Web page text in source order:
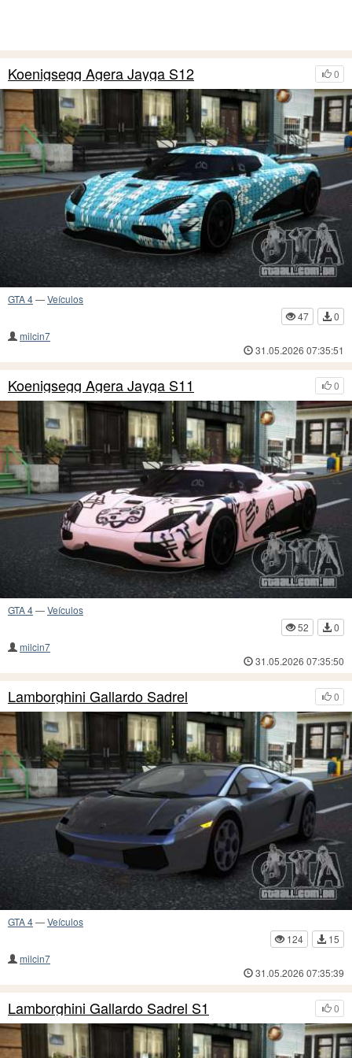
0
Koenigsegg Agera Jayga S12
GTA 4—Veículos
47
0
milcin7
31.05.2026 07:35:51
0
Koenigsegg Agera Jayga S11
GTA 4—Veículos
52
0
milcin7
31.05.2026 07:35:50
0
Lamborghini Gallardo Sadrel
GTA 4—Veículos
124
15
milcin7
31.05.2026 07:35:39
0
Lamborghini Gallardo Sadrel S1